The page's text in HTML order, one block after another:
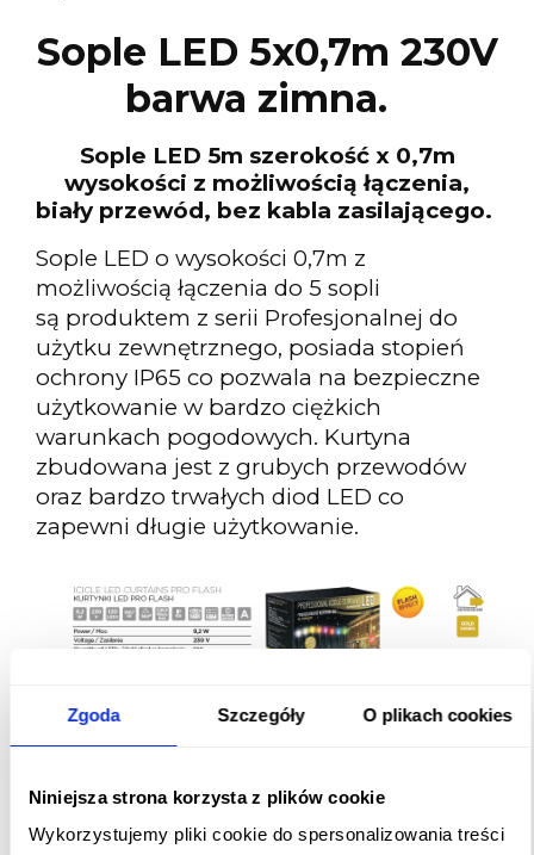
Zgoda Szczegóły O plikach cookies
Niniejsza strona korzysta z plików cookie
Wykorzystujemy pliki cookie do spersonalizowania treści
Sople LED 5x0,7m 230V
barwa zimna.
Sople LED 5m szerokość x 0,7m
wysokości z możliwością łączenia,
biały przewód, bez kabla zasilającego.
Sople LED o wysokości 0,7m z
możliwością łączenia do 5 sopli
są produktem z serii Profesjonalnej do
użytku zewnętrznego, posiada stopień
ochrony IP65 co pozwala na bezpieczne
użytkowanie w bardzo ciężkich
warunkach pogodowych. Kurtyna
zbudowana jest z grubych przewodów
oraz bardzo trwałych diod LED co
zapewni długie użytkowanie.
Sople używane najczęściej są do